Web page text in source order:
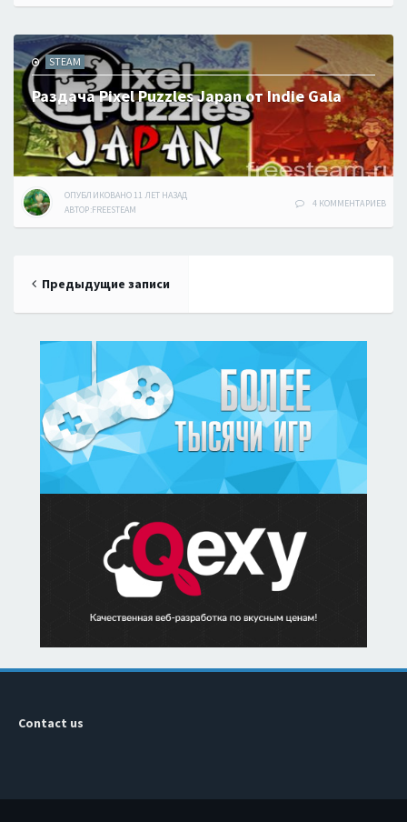
STEAM
Раздача Pixel Puzzles Japan от Indie Gala
ОПУБЛИКОВАНО 11 ЛЕТНАЗАД
АВТОР:FREESTEAM
4 КОММЕНТАРИЕВ
поПредыдущие записи
Contact us